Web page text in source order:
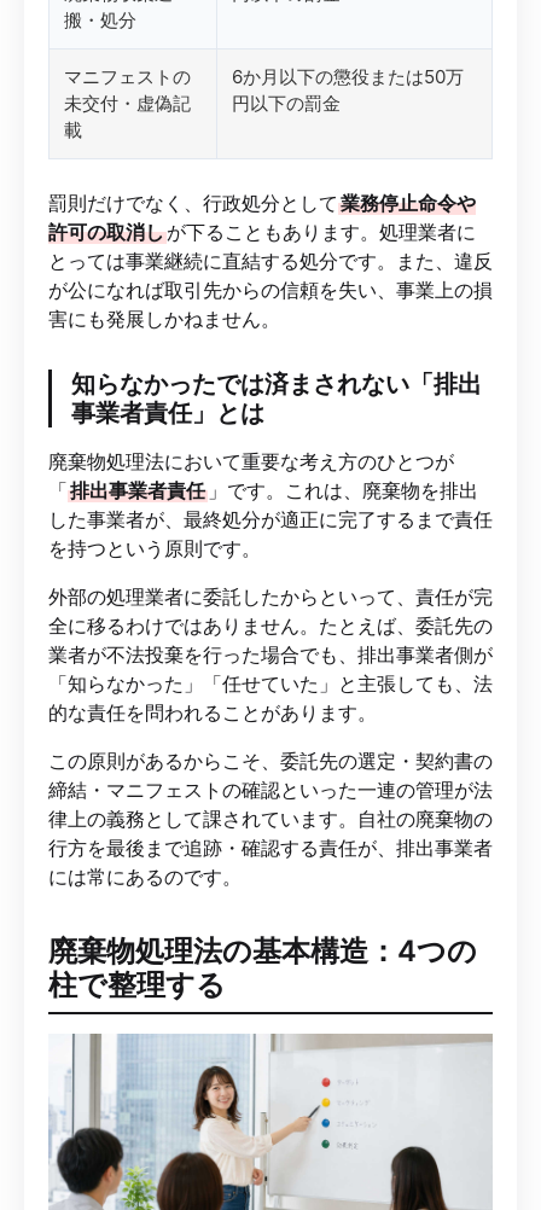
搬・処分
マニフェストの
未交付・虚偽記
載
6か月以下の懲役または50万
円以下の罰金
罰則だけでなく、行政処分として 業務停止命令や
許可の取消しが下ることもあります。処理業者に
とっては事業継続に直結する処分です。また、違反
が公になれば取引先からの信頼を失い、事業上の損
害にも発展しかねません。
知らなかったでは済まされない「排出
事業者責任」とは
廃棄物処理法において重要な考え方のひとつが
「排出事業者責任 」です。これは、廃棄物を排出
した事業者が、最終処分が適正に完了するまで責任
を持つという原則です。
外部の処理業者に委託したからといって、責任が完
全に移るわけではありません。たとえば、委託先の
業者が不法投棄を行った場合でも、排出事業者側が
「知らなかった」「任せていた」と主張しても、法
的な責任を問われることがあります。
この原則があるからこそ、委託先の選定・契約書の
締結・マニフェストの確認といった一連の管理が法
律上の義務として課されています。自社の廃棄物の
行方を最後まで追跡・確認する責任が、排出事業者
には常にあるのです。
廃棄物処理法の基本構造：4つの
柱で整理する